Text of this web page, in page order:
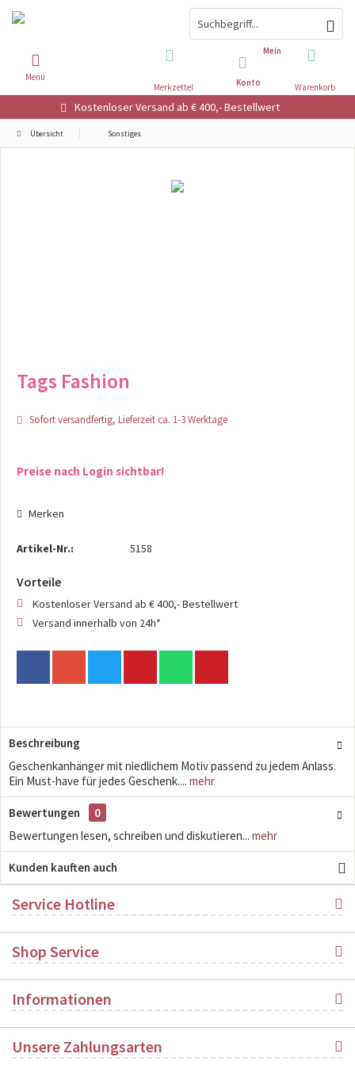
Kostenloser Versand ab € 400,- Bestellwert
Warenkorb
Merkzettel
Mein
Konto
Menü
Übersicht Sonstiges
Tags Fashion
Sofort versandfertig, Lieferzeit ca. 1-3 Werktage
Preise nach Login sichtbar!
Merken
Artikel-Nr.: 5158
Vorteile
Kostenloser Versand ab € 400,- Bestellwert
Versand innerhalb von 24h*
Beschreibung
Geschenkanhänger mit niedlichem Motiv passend zu jedem Anlass.
Ein Must-have für jedes Geschenk.... mehr
Bewertungen
0
Bewertungen lesen, schreiben und diskutieren... mehr
Kunden kauften auch
Service Hotline
Shop Service
Informationen
Unsere Zahlungsarten